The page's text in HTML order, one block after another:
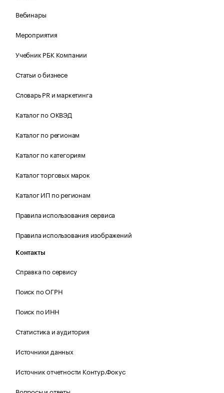
Вебинары
Мероприятия
Учебник РБК Компании
Статьи о бизнесе
Словарь PR и маркетинга
Каталог по ОКВЭД
Каталог по регионам
Каталог по категориям
Каталог торговых марок
Каталог ИП по регионам
Правила использования сервиса
Правила использования изображений
Контакты
Справка по сервису
Поиск по ОГРН
Поиск по ИНН
Статистика и аудитория
Источники данных
Источник отчетности Контур.Фокус